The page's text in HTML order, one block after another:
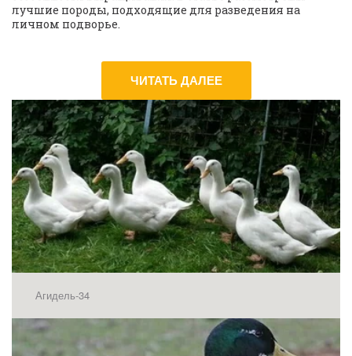
лучшие породы, подходящие для разведения на
личном подворье.
ЧИТАТЬ ДАЛЕЕ
Агидель-34